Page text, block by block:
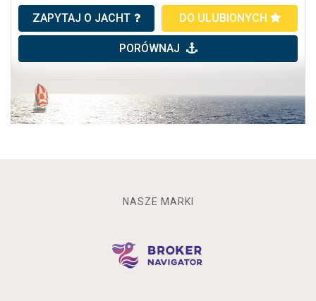
ZAPYTAJ O JACHT DO ULUBIONYCH
PORÓWNAJ
NASZE MARKI